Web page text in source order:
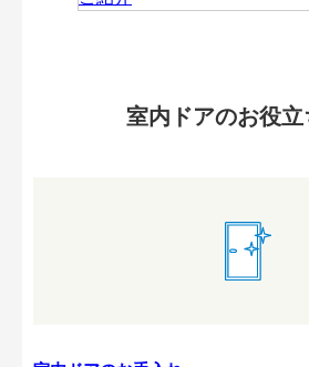
室内ドアのお役立